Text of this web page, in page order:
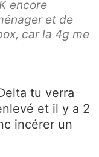
encore
et de
car la 4g me
tu verra
et il y a 2
incérer un